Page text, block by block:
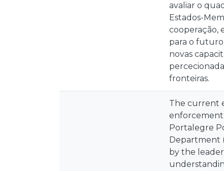
avaliar o
Estados-
cooperação,
para o
novas
fronteiras.
The current
enforcement
Portalegre
Department
by the